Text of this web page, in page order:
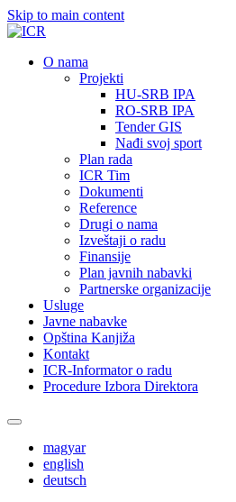
Skip to main content
О nama
Projekti
HU-SRB IPA
RO-SRB IPA
Tender GIS
Nađi svoj sport
Plan rada
ICR Tim
Dokumenti
Reference
Drugi o nama
Izveštaji o radu
Finansije
Plan javnih nabavki
Partnerske organizacije
Usluge
Javne nabavke
Opština Kanjiža
Kontakt
ICR-Informator o radu
Procedure Izbora Direktora
magyar
english
deutsch